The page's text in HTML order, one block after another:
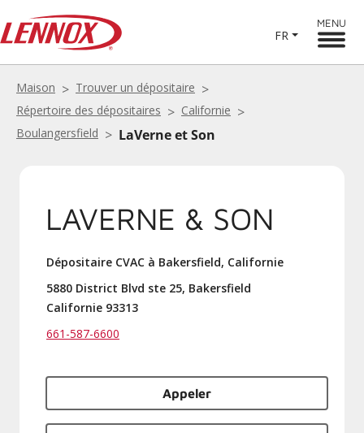
FR
MENU
Maison
Trouver un dépositaire
Répertoire des dépositaires
Californie
Boulangersfield
LaVerne et Son
LAVERNE & SON
Dépositaire CVAC à Bakersfield, Californie
5880 District Blvd ste 25, Bakersfield
Californie 93313
661-587-6600
Appeler